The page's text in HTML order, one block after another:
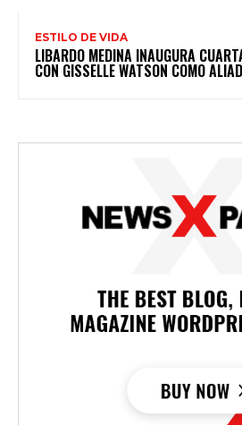
ESTILO DE VIDA
LIBARDO MEDINA INAUGURA
CON GISSELLE WATSON COMO